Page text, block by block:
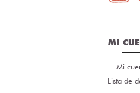
MI
Mi
Lista de